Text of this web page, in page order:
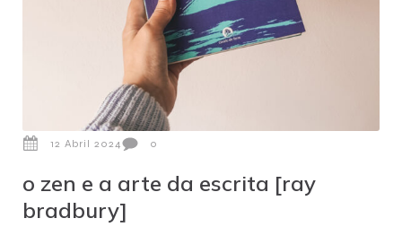
12 Abril 2024 0
o zen e a arte da escrita [ray
bradbury]